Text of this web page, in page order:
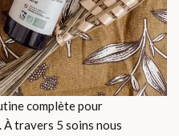
complète pour
À travers 5 soins nous